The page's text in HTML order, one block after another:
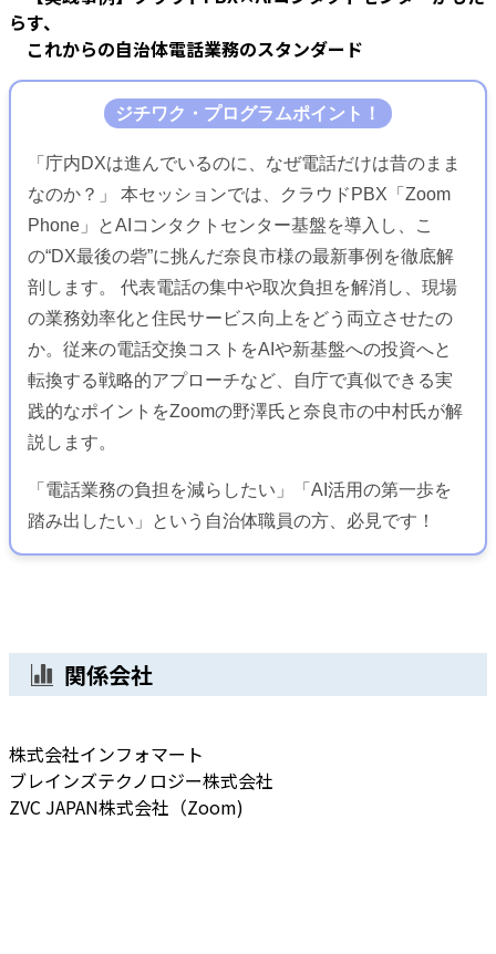
らす、
これからの自治体電話業務のスタンダード
ジチワク・プログラムポイント！
「庁内DXは進んでいるのに、なぜ電話だけは昔のまま
なのか？」 本セッションでは、クラウドPBX「Zoom
Phone」とAIコンタクトセンター基盤を導入し、こ
の“DX最後の砦”に挑んだ奈良市様の最新事例を徹底解
剖します。 代表電話の集中や取次負担を解消し、現場
の業務効率化と住民サービス向上をどう両立させたの
か。従来の電話交換コストをAIや新基盤への投資へと
転換する戦略的アプローチなど、自庁で真似できる実
践的なポイントをZoomの野澤氏と奈良市の中村氏が解
説します。
「電話業務の負担を減らしたい」「AI活用の第一歩を
踏み出したい」という自治体職員の方、必見です！
関係会社
株式会社インフォマート
ブレインズテクノロジー株式会社
ZVC JAPAN株式会社（Zoom)